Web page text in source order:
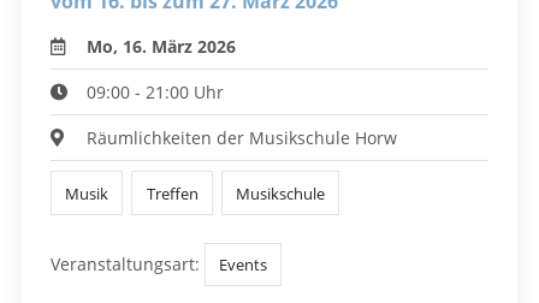
Mo, 16. März 2026
09:00 - 21:00 Uhr
Räumlichkeiten der Musikschule Horw
Musik Treffen Musikschule
Veranstaltungsart: Events